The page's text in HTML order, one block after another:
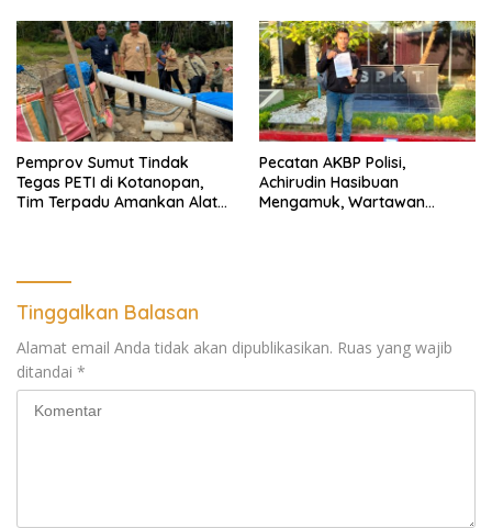
Pendampingan Hukum dan
Ekomoni Semua Anggota
Pemprov Sumut Tindak
Tegas PETI di Kotanopan,
Tim Terpadu Amankan Alat
Pecatan AKBP Polisi,
Achirudin Hasibuan
Mengamuk, Wartawan
Tinggalkan Balasan
Alamat email Anda tidak akan dipublikasikan. Ruas yang wajib
ditandai *